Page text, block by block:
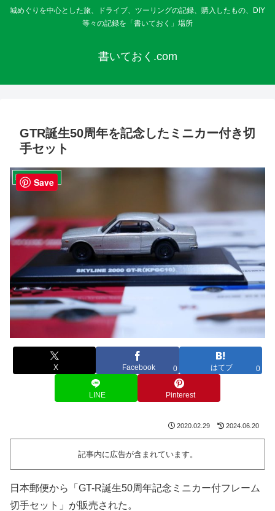
城めぐりを中心とした旅、ドライブ、ツーリングの記録、購入したもの、DIY
等々の記録を「書いておく」場所
書いておく.com
GTR誕生50周年を記念したミニカー付き切
手セット
購入・レビュー
X Facebook 0 はてブ 0
LINE Pinterest
2020.02.29 2024.06.20
記事内に広告が含まれています。
日本郵便から「GT-R誕生50周年記念ミニカー付フレーム
切手セット」が販売された。
Save